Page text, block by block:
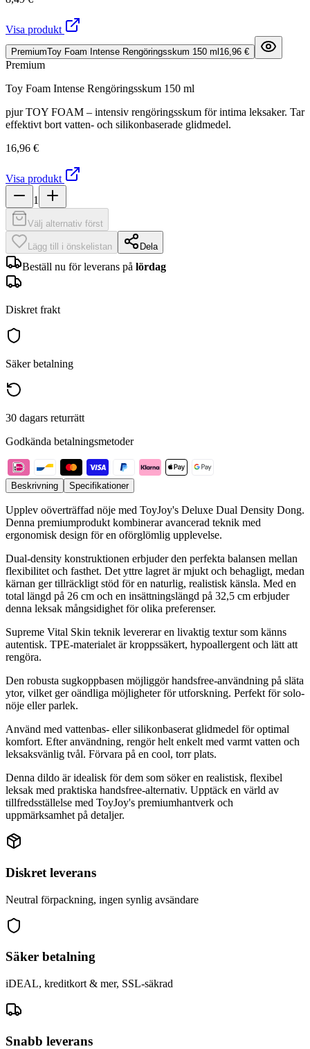
Visa produkt
PremiumToy Foam Intense Rengöringsskum 150 ml 16,96 €
Premium
Toy Foam Intense Rengöringsskum 150 ml
pjur TOY FOAM – intensiv rengöringsskum för intima leksaker. Tar
effektivt bort vatten- och silikonbaserade glidmedel.
16,96 €
Visa produkt
1
Välj alternativ först
Lägg till i önskelistan Dela
Beställ nu för leverans på lördag
Diskret frakt
Säker betalning
30 dagars returrätt
Godkända betalningsmetoder
Beskrivning Specifikationer
Upplev oöverträffad nöje med ToyJoy's Deluxe Dual Density Dong.
Denna premiumprodukt kombinerar avancerad teknik med
ergonomisk design för en oförglömlig upplevelse.
Dual-density konstruktionen erbjuder den perfekta balansen mellan
flexibilitet och fasthet. Det yttre lagret är mjukt och behagligt, medan
kärnan ger tillräckligt stöd för en naturlig, realistisk känsla. Med en
total längd på 26 cm och en insättningslängd på 32,5 cm erbjuder
denna leksak mångsidighet för olika preferenser.
Supreme Vital Skin teknik levererar en livaktig textur som känns
autentisk. TPE-materialet är kroppssäkert, hypoallergent och lätt att
rengöra.
Den robusta sugkoppbasen möjliggör handsfree-användning på släta
ytor, vilket ger oändliga möjligheter för utforskning. Perfekt för solo-
nöje eller parlek.
Använd med vattenbas- eller silikonbaserat glidmedel för optimal
komfort. Efter användning, rengör helt enkelt med varmt vatten och
leksaksvänlig tvål. Förvara på en cool, torr plats.
Denna dildo är idealisk för dem som söker en realistisk, flexibel
leksak med praktiska handsfree-alternativ. Upptäck en värld av
tillfredsställelse med ToyJoy's premiumhantverk och
uppmärksamhet på detaljer.
Diskret leverans
Neutral förpackning, ingen synlig avsändare
Säker betalning
iDEAL, kreditkort & mer, SSL-säkrad
Snabb leverans